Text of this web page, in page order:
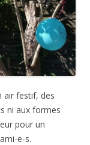
air festif, des
ni aux formes
pour un
e-s.